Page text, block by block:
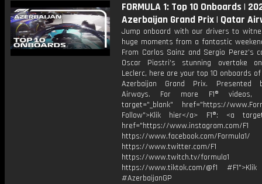
FORMULA 1: Top 10 Onboards |
Azerbaijan Grand Prix | Qatar
Jump onboard with our drivers to
huge moments from a fantastic
From Carlos Sainz and Sergio Perez’s
Oscar Piastri’s stunning overtake
Leclerc, here are your top 10 onboards
Azerbaijan Grand Prix. Presented
Airways. For more F1® videos,
target="_blank" href="https://
Follow">Klik hier</a> F1®: <a
href="https://www.instagram.com/F1
https://www.facebook.com/Formula1/
https://www.twitter.com/F1
https://www.twitch.tv/formula1
https://www.tiktok.com/@f1
#AzerbaijanGP